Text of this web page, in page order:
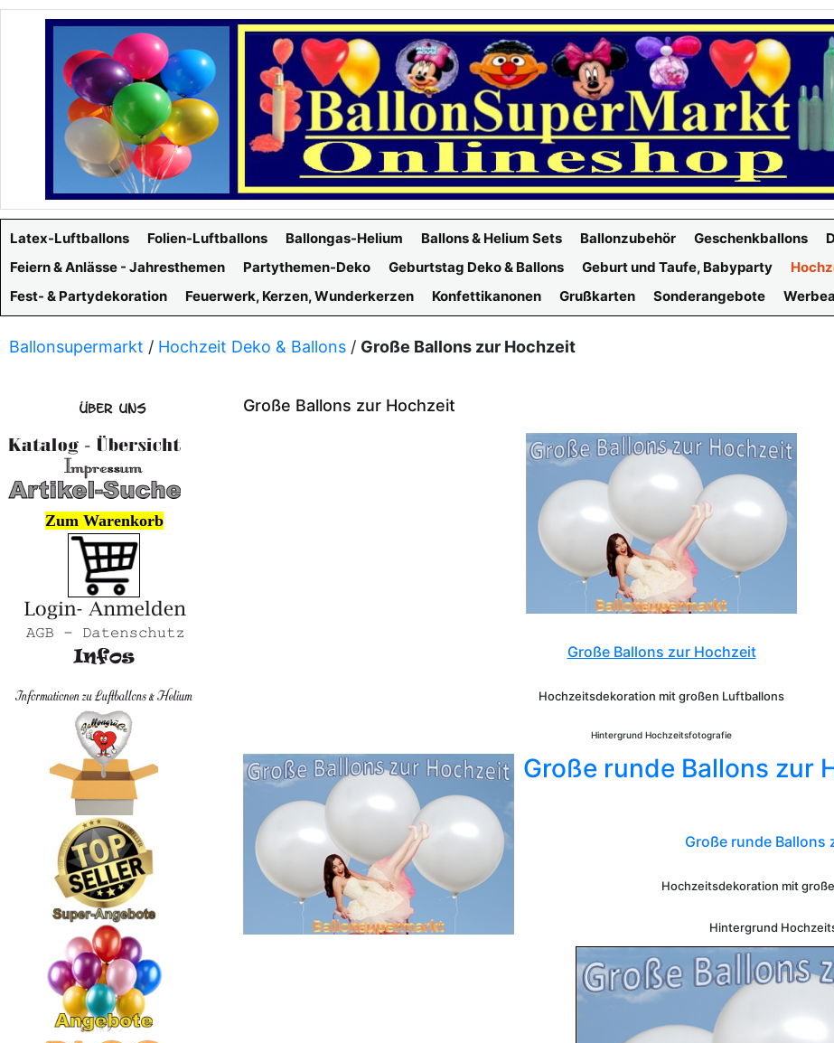
Latex-Luftballons Folien-Luftballons Ballongas-Helium Ballons & Helium Sets Ballonzubehör Geschenkballons
Feiern & Anlässe - Jahresthemen
Partythemen-Deko Geburtstag Deko & Ballons Geburt und Taufe, Babyparty
Fest- & Partydekoration
Feuerwerk, Kerzen, Wunderkerzen Konfettikanonen Grußkarten Sonderangebote
Ballonsupermarkt / Hochzeit Deko & Ballons / Große Ballons zur Hochzeit
Große Ballons zur Hochzeit
Große Ballons zur Hochzeit
Hochzeitsdekoration mit großen Luftballons
Hintergrund Hochzeitsfotografie
Große runde Ballons zur
Große runde Ballons
Hochzeitsdekoration mit
Hintergrund
Zum Warenkorb